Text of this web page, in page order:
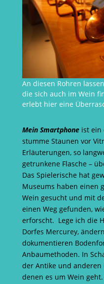
An diesen Rohren
die sich auch im Wein
erlebt hier eine
Mein Smartphoneist ein
stumme Staunen vor
Erläuterungen, so
getrunkene Flasche –
Das Spielerische hat
Museums haben einen
Wein gesucht und mit
einen Weg gefunden,
erforscht. Lege ich die
Dorfes Mercurey,
dokumentieren
Anbaumethoden. In
der Antike und anderen
denen es um Wein